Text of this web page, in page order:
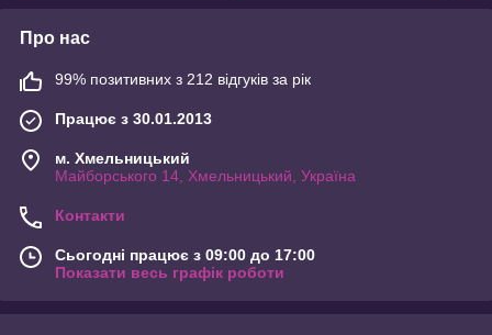
Про нас
99% позитивних з 212 відгуків за рік
Працює з 30.01.2013
м. Хмельницький
Майборського 14, Хмельницький, Україна
Контакти
Сьогодні працює з 09:00 до 17:00
Показати весь графік роботи